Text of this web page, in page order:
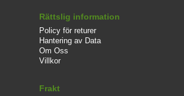
Rättslig information
Policy för returer
Hantering av Data
Om Oss
Villkor
Frakt